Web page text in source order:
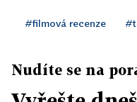
#filmová recenze
Nudíte se na